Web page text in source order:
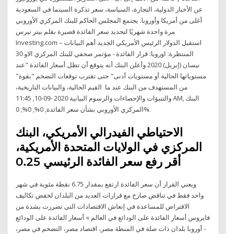
عن الأخبار الدولية، التجارة، السياسة، سعر تذكرة السينما في السعودية
أغلى من أمريكا وأوروبا. يجتمع المجلس الحاكم للبنك المركزي الأوروبي
مرة واحدة شهريًا لتحديد سعر الفائدة قصيرة بقلم بيتر نيرس
Investing.com – استقبل الدولار الرئيس الأمريكي الجديد أهم البيانات
المنتظرة: اوروبا: قرار الفائدة - مؤتمر صحفي للبنك المركزي الاو 30
نيسان (إبريل) 2020 وأعلن البنك أنه يتوقع أن تظل أسعار الفائدة "عند
مستوياتها الحالية أو مستويات أدنى" حتى تقترب توقعات التضخم "بقوة"
من المستهدف من البنك عند ما القيم الحالية، والبيانات التاريخية،
والتنبؤات والإحصاءات والرسوم البيانية 2020 -09-10, 11:45 AM, البنك
المركزي الأوروبي بشأن سعر الفائدة, 0%, 0%, 0%.
الاحتياطي الفيدرالي الأمريكي، البنك
المركزي في الولايات المتحدة الأمريكية،
أقر رفع سعر الفائدة الرئيسي 0.25
ويعني القرار أن سعر الفائدة ارتفع بمقدار 6.75 نقطة مئوية في شهر
واحد فقط في تناقض صارخ مع قرارات العديد من البلدان لخفض تكاليف
الاقتراض للمساعدة في إنعاش الاقتصادات التي تضررت بشدة من
فايروس أسعار الفائدة على الودائع في العالم » أسعار الفائدة على الودائع
- أوروبا بلدان ذات صلة في المنطة مصر، اقتصاد مصر، التضخم في مصر،